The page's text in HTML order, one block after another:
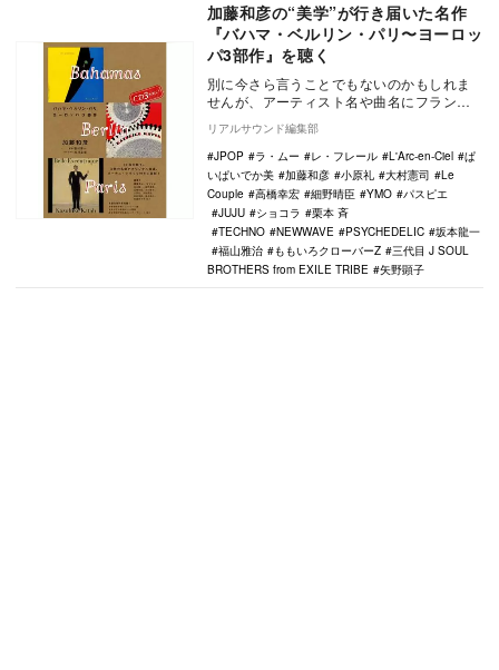
加藤和彦の“美学”が行き届いた名作
『バハマ・ベルリン・パリ〜ヨーロッ
パ3部作』を聴く
別に今さら言うことでもないのかもしれま
せんが、アーティスト名や曲名にフランス
語を付けることって、どう思いますか？
僕個人としては…
リアルサウンド編集部
JPOP
ラ・ムー レ・フレール L'Arc-en-Ciel
ぱ
いぱいでか美
加藤和彦 小原礼 大村憲司
Le
Couple
高橋幸宏 細野晴臣 YMO
パスピエ
JUJU
ショコラ
栗本 斉
TECHNO
NEWWAVE PSYCHEDELIC
坂本龍一
福山雅治
ももいろクローバーZ
三代目 J SOUL
BROTHERS from EXILE TRIBE
矢野顕子